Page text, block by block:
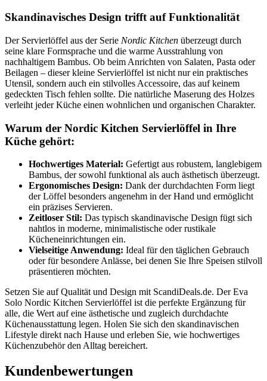
Skandinavisches Design trifft auf Funktionalität
Der Servierlöffel aus der Serie Nordic Kitchen überzeugt durch
seine klare Formsprache und die warme Ausstrahlung von
nachhaltigem Bambus. Ob beim Anrichten von Salaten, Pasta oder
Beilagen – dieser kleine Servierlöffel ist nicht nur ein praktisches
Utensil, sondern auch ein stilvolles Accessoire, das auf keinem
gedeckten Tisch fehlen sollte. Die natürliche Maserung des Holzes
verleiht jeder Küche einen wohnlichen und organischen Charakter.
Warum der Nordic Kitchen Servierlöffel in Ihre
Küche gehört:
Hochwertiges Material: Gefertigt aus robustem, langlebigem
Bambus, der sowohl funktional als auch ästhetisch überzeugt.
Ergonomisches Design: Dank der durchdachten Form liegt
der Löffel besonders angenehm in der Hand und ermöglicht
ein präzises Servieren.
Zeitloser Stil: Das typisch skandinavische Design fügt sich
nahtlos in moderne, minimalistische oder rustikale
Kücheneinrichtungen ein.
Vielseitige Anwendung: Ideal für den täglichen Gebrauch
oder für besondere Anlässe, bei denen Sie Ihre Speisen stilvoll
präsentieren möchten.
Setzen Sie auf Qualität und Design mit ScandiDeals.de. Der Eva
Solo Nordic Kitchen Servierlöffel ist die perfekte Ergänzung für
alle, die Wert auf eine ästhetische und zugleich durchdachte
Küchenausstattung legen. Holen Sie sich den skandinavischen
Lifestyle direkt nach Hause und erleben Sie, wie hochwertiges
Küchenzubehör den Alltag bereichert.
Kundenbewertungen